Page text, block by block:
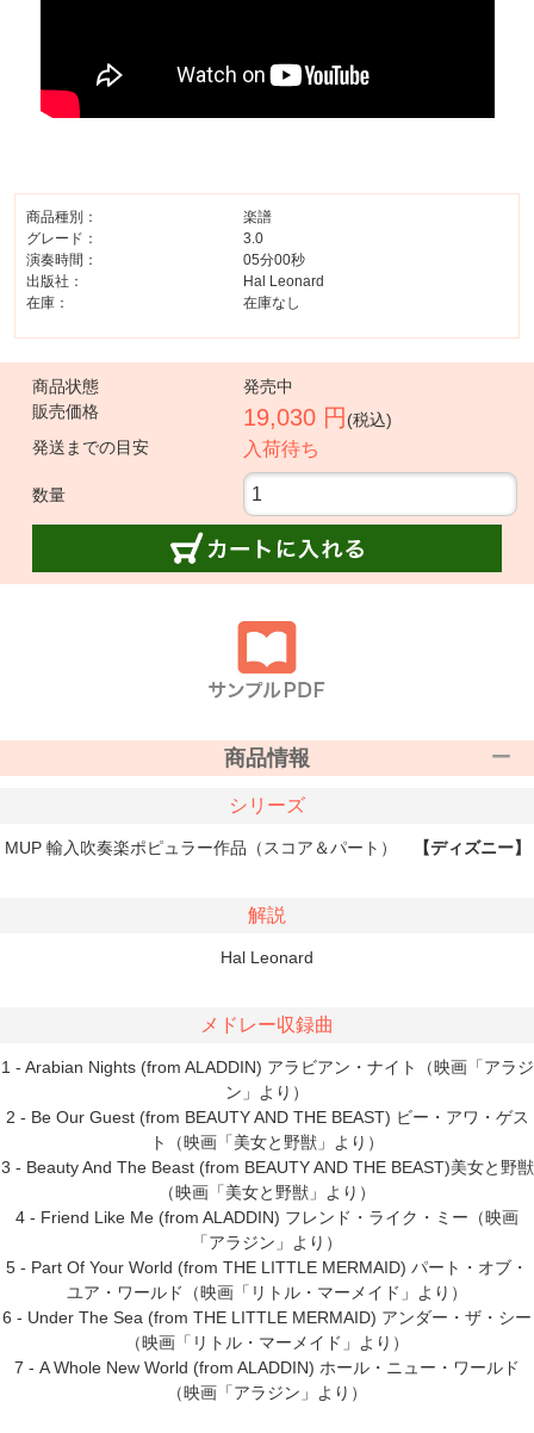
商品種別：
楽譜
グレード：
3.0
演奏時間：
05分00秒
出版社：
Hal Leonard
在庫：
在庫なし
商品状態
発売中
販売価格
19,030 円 (税込)
発送までの目安
入荷待ち
数量
商品情報
シリーズ
MUP 輸入吹奏楽ポピュラー作品（スコア＆パート） 【ディズニー】
解説
Hal Leonard
メドレー収録曲
1 - Arabian Nights (from ALADDIN) アラビアン・ナイト（映画「アラジ
ン」より）
2 - Be Our Guest (from BEAUTY AND THE BEAST) ビー・アワ・ゲス
ト（映画「美女と野獣」より）
3 - Beauty And The Beast (from BEAUTY AND THE BEAST)美女と野獣
（映画「美女と野獣」より）
4 - Friend Like Me (from ALADDIN) フレンド・ライク・ミー（映画
「アラジン」より）
5 - Part Of Your World (from THE LITTLE MERMAID) パート・オブ・
ユア・ワールド（映画「リトル・マーメイド」より）
6 - Under The Sea (from THE LITTLE MERMAID) アンダー・ザ・シー
（映画「リトル・マーメイド」より）
7 - A Whole New World (from ALADDIN) ホール・ニュー・ワールド
（映画「アラジン」より）